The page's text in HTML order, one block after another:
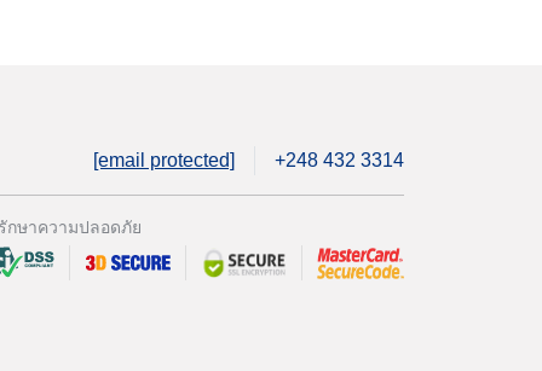
[email protected] +248 432 3314
กษาความปลอดภัย